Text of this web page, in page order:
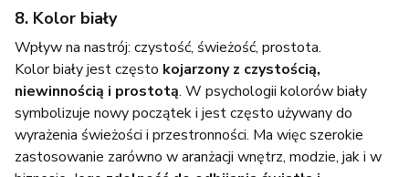
8. Kolor biały
Wpływ na nastrój: czystość, świeżość, prostota.
Kolor biały jest często kojarzony z czystością,
niewinnością i prostotą. W psychologii kolorów biały
symbolizuje nowy początek i jest często używany do
wyrażenia świeżości i przestronności. Ma więc szerokie
zastosowanie zarówno w aranżacji wnętrz, modzie, jak i w